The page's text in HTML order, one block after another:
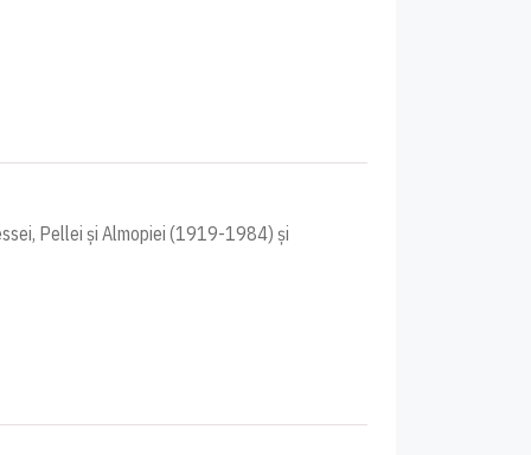
Pellei și Almopiei (1919-1984) și